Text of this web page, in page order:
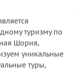
туризму по
Шория,
уникальные
туры,